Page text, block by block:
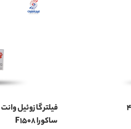
430
ساکورا F1508